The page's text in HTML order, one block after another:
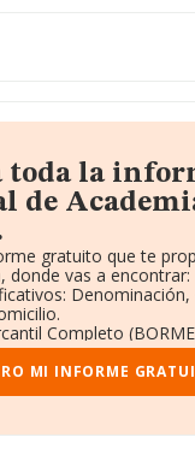
toda la
de
gratuito que te
donde vas a encontrar:
Denominación,
Completo
Ventas y
y
MI INFORME